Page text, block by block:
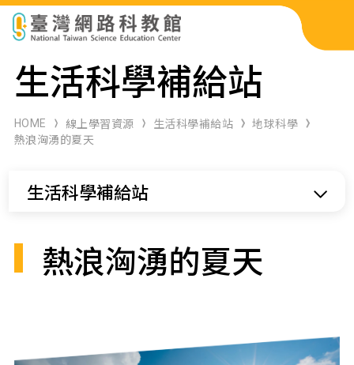
科展作品檢索
科學研習月刊
生活科學補給站
HOME 線上學習資源 生活科學補給站
地球科學
熱浪洶湧的夏天
生活科學補給站
熱浪洶湧的夏天